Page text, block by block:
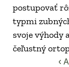
postupovať
typmi
svoje výhody
čeľustný
‹